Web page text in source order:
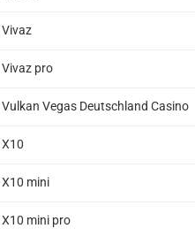
Vivaz
Vivaz pro
Vulkan Vegas Deutschland Casino
X10
X10 mini
X10 mini pro